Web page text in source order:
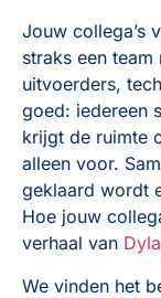
Jouw collega’s
straks een
uitvoerders,
goed: iedereen
krijgt de ruimte
alleen voor.
geklaard wordt
Hoe jouw
verhaal van
We vinden het